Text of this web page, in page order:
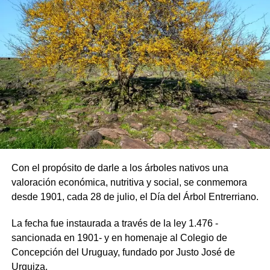
corso de la provincia, con ocho a diez murgas y la misma
cantidad en el rubro carrozas. Como también la gran
cantidad de disfraces como ser los famosos cabezones
etc., etc., pero volviendo a lo nuestro en el 60, obtuvimos
y festejamos un segundo premio, que nos sirvió de base
para seguir con lo que tanto queremos, que es que la
gente se divierta y lo pase lo mejor posible.
Como lo dice uno de nuestros versos “llevaremos alegría
a los enfermos y reclusos de la cárcel local. Vamos a
brindarle nuestro sincero mensaje en nombre del pueblo
de Uruguay”.
Que bien nos sentíamos después de haber actuado, no
solo lo hacíamos en la cárcel, sino en el Hospital de
Ancianos municipal y en el Hogar San Vicente. O donde
nos llamaran, allí estábamos con nuestro mensaje de
Con el propósito de darle a los árboles nativos una
valoración económica, nutritiva y social, se conmemora
desde 1901, cada 28 de julio, el Día del Árbol Entrerriano.
La fecha fue instaurada a través de la ley 1.476 -
sancionada en 1901- y en homenaje al Colegio de
Concepción del Uruguay, fundado por Justo José de
Urquiza.